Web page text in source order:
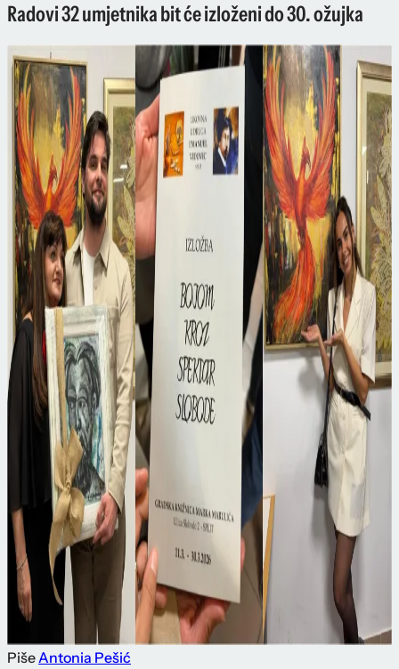
Radovi 32 umjetnika bit će izloženi do 30. ožujka
PišeAntonia Pešić